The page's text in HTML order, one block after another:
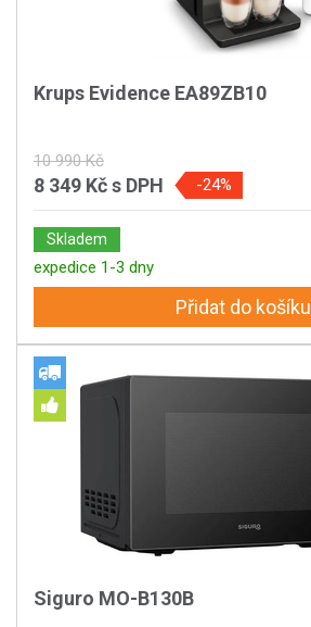
Krups Evidence EA89ZB10
10 990 Kč
8 349 Kčs DPH -24%
Skladem
expedice 1-3 dny
Přidat do košíku
Siguro MO-B130B